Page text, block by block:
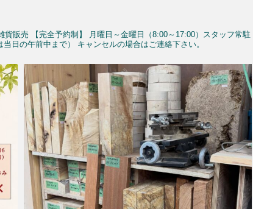
貨販売 【完全予約制】 月曜日～金曜日（8:00～17:00）スタッフ常駐
日の午前中まで） キャンセルの場合はご連絡下さい。